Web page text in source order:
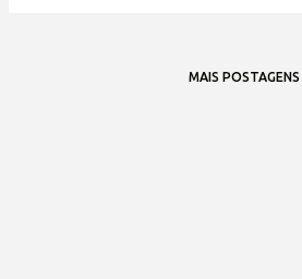
MAIS POSTAGENS